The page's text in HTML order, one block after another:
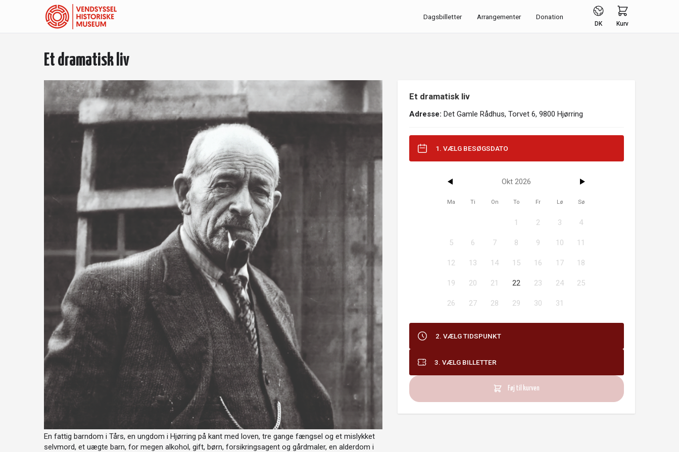
Dagsbilletter Arrangementer Donation
DK Kurv
Et dramatisk liv
En fattig barndom i Tårs, en ungdom i Hjørring på kant med loven, tre gange fængsel og et mislykket
selvmord, et uægte barn, for megen alkohol, gift, børn, forsikringsagent og gårdmaler, en alderdom i
Et dramatisk liv
Adresse: Det Gamle Rådhus, Torvet 6, 9800 Hjørring
1. VÆLG BESØGSDATO
Okt 2026
Ma Ti On To Fr Lø Sø
1 2 3 4
5 6 7 8 9 10 11
12 13 14 15 16 17 18
19 20 21 22 23 24 25
26 27 28 29 30 31
2. VÆLG TIDSPUNKT
3. VÆLG BILLETTER
Føj til kurven